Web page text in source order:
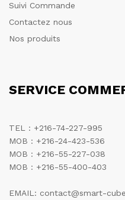
Suivi Commande
Contactez nous
Nos produits
SERVICE
TEL : +216-74-227-995
MOB : +216-24-423-536
MOB : +216-55-227-038
MOB : +216-55-400-403
EMAIL: contact@smart-